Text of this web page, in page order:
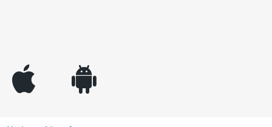
appleinc android